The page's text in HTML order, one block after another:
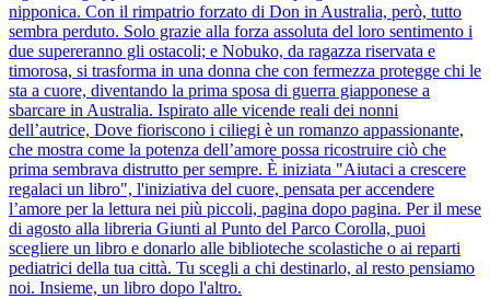
nipponica. Con il rimpatrio forzato di Don in Australia, però, tutto
sembra perduto. Solo grazie alla forza assoluta del loro sentimento i
due supereranno gli ostacoli; e Nobuko, da ragazza riservata e
timorosa, si trasforma in una donna che con fermezza protegge chi le
sta a cuore, diventando la prima sposa di guerra giapponese a
sbarcare in Australia. Ispirato alle vicende reali dei nonni
dell’autrice, Dove fioriscono i ciliegi è un romanzo appassionante,
che mostra come la potenza dell’amore possa ricostruire ciò che
prima sembrava distrutto per sempre. È iniziata "Aiutaci a crescere
regalaci un libro", l'iniziativa del cuore, pensata per accendere
l’amore per la lettura nei più piccoli, pagina dopo pagina. Per il mese
di agosto alla libreria Giunti al Punto del Parco Corolla, puoi
scegliere un libro e donarlo alle biblioteche scolastiche o ai reparti
pediatrici della tua città. Tu scegli a chi destinarlo, al resto pensiamo
noi. Insieme, un libro dopo l'altro.